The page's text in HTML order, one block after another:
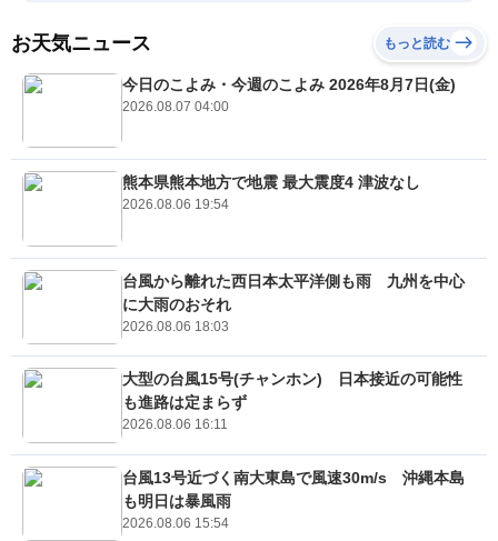
お天気ニュース もっと読む
今日のこよみ・今週のこよみ 2026年8月7日(金)
2026.08.07 04:00
熊本県熊本地方で地震 最大震度4 津波なし
2026.08.06 19:54
台風から離れた西日本太平洋側も雨 九州を中心
に大雨のおそれ
2026.08.06 18:03
大型の台風15号(チャンホン) 日本接近の可能性
も進路は定まらず
2026.08.06 16:11
台風13号近づく南大東島で風速30m/s 沖縄本島
も明日は暴風雨
2026.08.06 15:54